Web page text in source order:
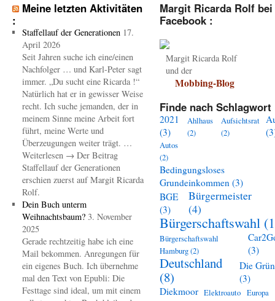
Meine letzten Aktivitäten
:
Staffellauf der Generationen 17.
April 2026
Seit Jahren suche ich eine/einen
Nachfolger … und Karl-Peter sagt
immer. „Du sucht eine Ricarda !“
Natürlich hat er in gewisser Weise
recht. Ich suche jemanden, der in
meinem Sinne meine Arbeit fort
führt, meine Werte und
Überzeugungen weiter trägt. …
Weiterlesen → Der Beitrag
Staffellauf der Generationen
erschien zuerst auf Margit Ricarda
Rolf.
Dein Buch unterm
Weihnachtsbaum? 3. November
2025
Gerade rechtzeitig habe ich eine
Mail bekommen. Anregungen für
ein eigenes Buch. Ich übernehme
mal den Text von Epubli: Die
Festtage sind ideal, um mit einem
Margit Ricarda Rolf bei
Facebook :
Margit Ricarda Rolf
und der
Mobbing-Blog
Finde nach Schlagwort
2021
(3)
Ahlhaus
(2)
Aufsichtsrat
(2)
Autos
(2)
Bedingungsloses
Grundeinkommen (3)
BGE
(3)
Bürgermeister
(4)
Bürgerschaftswahl
Bürgerschaftswahl
Hamburg(2)
(3)
Deutschland
(8)
Die
(3)
Diekmoor Elektroauto Europa